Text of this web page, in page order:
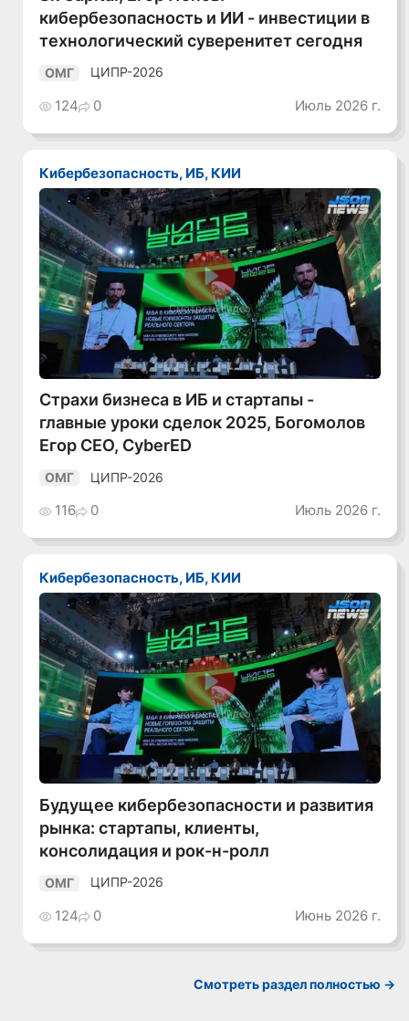
кибербезопасность и ИИ - инвестиции в
технологический суверенитет сегодня
ОМГ ЦИПР-2026
124 0 Июль 2026 г.
Кибербезопасность, ИБ, КИИ
Смотреть видео
Страхи бизнеса в ИБ и стартапы -
главные уроки сделок 2025, Богомолов
Егор CEO, CyberED
ОМГ ЦИПР-2026
116 0 Июль 2026 г.
Кибербезопасность, ИБ, КИИ
Смотреть видео
Будущее кибербезопасности и развития
рынка: стартапы, клиенты,
консолидация и рок-н-ролл
ОМГ ЦИПР-2026
124 0 Июнь 2026 г.
Смотреть раздел полностью ->